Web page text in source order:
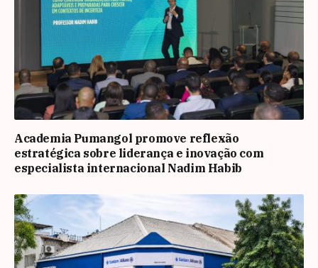
Academia Pumangol promove reflexão
estratégica sobre liderança e inovação com
especialista internacional Nadim Habib